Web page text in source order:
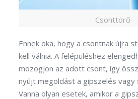
Csonttörő
Ennek oka, hogy a csontnak újra
kell válnia. A felépüléshez
mozogjon az adott csont, így
nyújt megoldást a gipszelés vagy
Vanna olyan esetek, amikor a